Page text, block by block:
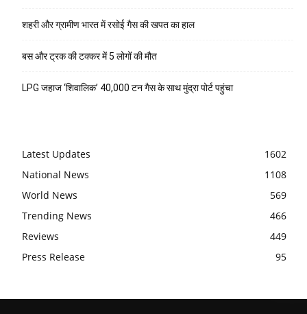
शहरी और ग्रामीण भारत में रसोई गैस की खपत का हाल
बस और ट्रक की टक्कर में 5 लोगों की मौत
LPG जहाज ‘शिवालिक’ 40,000 टन गैस के साथ मुंद्रा पोर्ट पहुंचा
Latest Updates
1602
National News
1108
World News
569
Trending News
466
Reviews
449
Press Release
95